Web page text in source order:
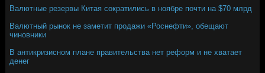
Валютные резервы Китая сократились в ноябре почти на $70 млрд
Валютный рынок не заметит продажи «Роснефти», обещают
чиновники
В антикризисном плане правительства нет реформ и не хватает
денег